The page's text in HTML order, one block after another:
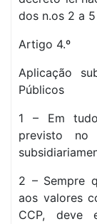
dos n.os 2 a
Artigo 4.º
Aplicação
Públicos
1 – Em
previsto no
2 – Sempre
aos valores
CCP, deve